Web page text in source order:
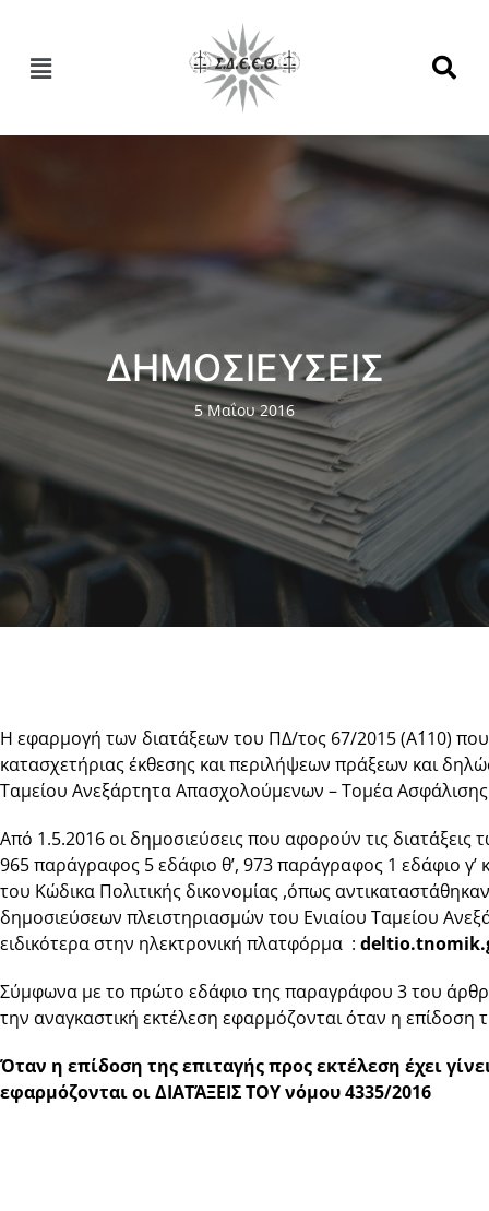
ΔΗΜΟΣΙΕΥΣΕΙΣ
5 Μαΐου 2016
Η εφαρμογή των διατάξεων του ΠΔ/τος 67/2015 (Α΄110)
κατασχετήριας έκθεσης και περιλήψεων πράξεων και
Ταμείου Ανεξάρτητα Απασχολούμενων – Τομέα
Από 1.5.2016 οι δημοσιεύσεις που αφορούν τις
965 παράγραφος 5 εδάφιο θ’, 973 παράγραφος 1 εδάφιο
του Κώδικα Πολιτικής δικονομίας ,όπως
δημοσιεύσεων πλειστηριασμών του Ενιαίου Ταμείου
ειδικότερα στην ηλεκτρονική πλατφόρμα :
Σύμφωνα με το πρώτο εδάφιο της παραγράφου 3 του
την αναγκαστική εκτέλεση εφαρμόζονται όταν η επίδοση
Όταν η επίδοση της επιταγής προς εκτέλεση έχει
εφαρμόζονται οι ΔΙΑΤΆΞΕΙΣ ΤΟΥ νόμου 4335/2016